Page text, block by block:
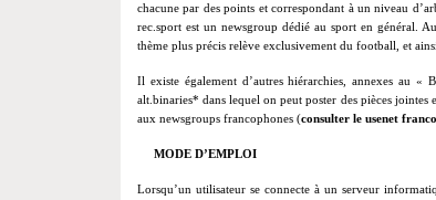
chacune par des points et correspondant à un niveau
rec.sport est un newsgroup dédié au sport en général.
thème plus précis relève exclusivement du football, et
Il existe également d’autres hiérarchies, annexes au
alt.binaries* dans lequel on peut poster des pièces
aux newsgroups francophones (consulter le usenet
MODE D’EMPLOI
Lorsqu’un utilisateur se connecte à un serveur